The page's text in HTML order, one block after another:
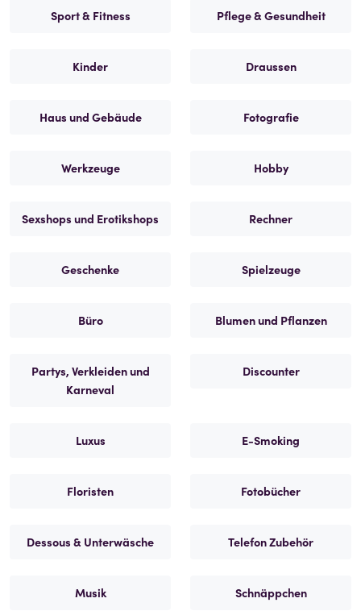
Sport & Fitness Pflege & Gesundheit
Kinder Draussen
Haus und Gebäude Fotografie
Werkzeuge Hobby
Sexshops und Erotikshops Rechner
Geschenke Spielzeuge
Büro Blumen und Pflanzen
Partys, Verkleiden und
Karneval
Discounter
Luxus E-Smoking
Floristen Fotobücher
Dessous & Unterwäsche Telefon Zubehör
Musik Schnäppchen